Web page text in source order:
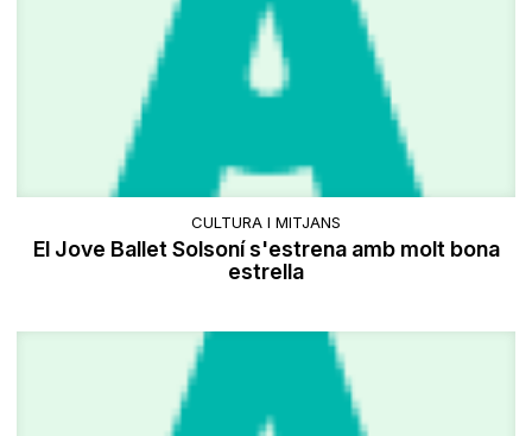
CULTURA I MITJANS
El Jove Ballet Solsoní s'estrena amb molt bona
estrella